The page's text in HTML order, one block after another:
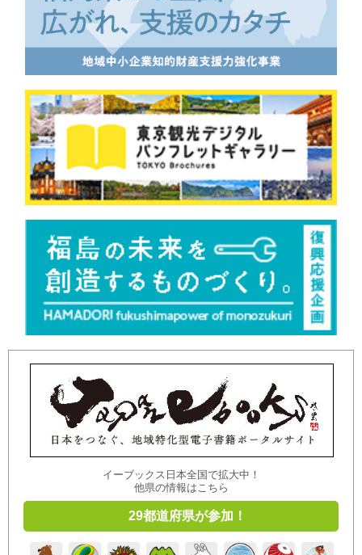
イーブックス日本全国で拡大中！
他県の情報はこちら
29都道府県が参加！